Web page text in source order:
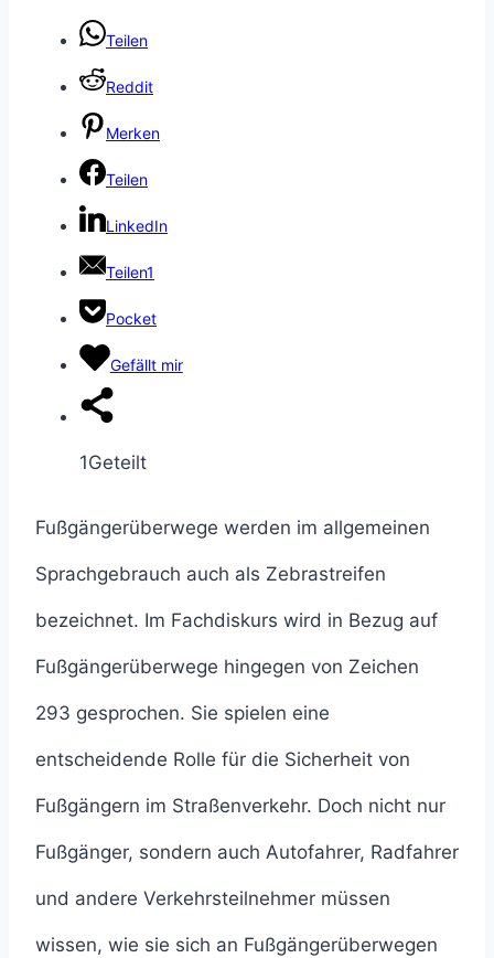
Teilen
Reddit
Merken
Teilen
LinkedIn
Teilen1
Pocket
Gefällt mir
1Geteilt
Fußgängerüberwege werden im allgemeinen
Sprachgebrauch auch als Zebrastreifen
bezeichnet. Im Fachdiskurs wird in Bezug auf
Fußgängerüberwege hingegen von Zeichen
293 gesprochen. Sie spielen eine
entscheidende Rolle für die Sicherheit von
Fußgängern im Straßenverkehr. Doch nicht nur
Fußgänger, sondern auch Autofahrer, Radfahrer
und andere Verkehrsteilnehmer müssen
wissen, wie sie sich an Fußgängerüberwegen